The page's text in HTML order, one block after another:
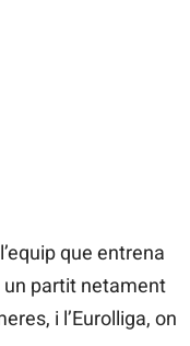
que entrena
un partit netament
i l’Eurolliga, on